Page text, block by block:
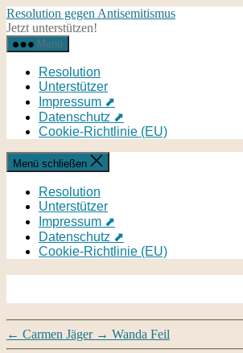
Direkt
zum
Inhalt
wechseln
Resolution gegen Antisemitismus
Jetzt unterstützen!
Menü
Resolution
Unterstützer
Impressum ⬈
Datenschutz ⬈
Cookie-Richtlinie (EU)
Menü schließen
Resolution
Unterstützer
Impressum ⬈
Datenschutz ⬈
Cookie-Richtlinie (EU)
← Carmen Jäger → Wanda Feil